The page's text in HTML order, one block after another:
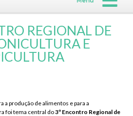
REGIONAL DE
E
a produção de alimentos e para a
foi tema central do3º Encontro Regional de